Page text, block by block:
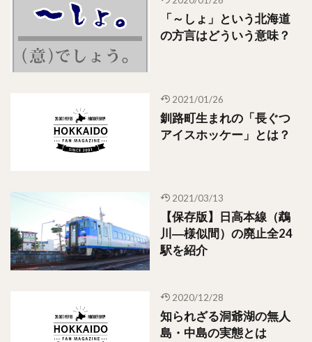
「～しょ」という北海道
の方言はどういう意味？
2021/01/26
釧路町生まれの「長ぐつ
アイスホッケー」とは？
2021/03/13
【保存版】日高本線（鵡
川―様似間）の廃止全24
駅を紹介
2020/12/28
知られざる洞爺湖の無人
島・中島の実態とは